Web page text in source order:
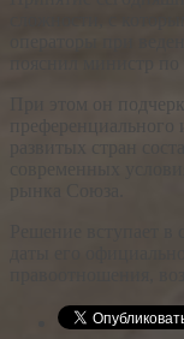
операторы при
пояснил министр
При этом он
развитых стран